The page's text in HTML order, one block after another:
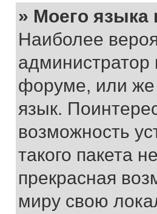
» Моего языка
Наиболее
администратор
форуме, или же
язык.
возможность
такого пакета
прекрасная
миру свою